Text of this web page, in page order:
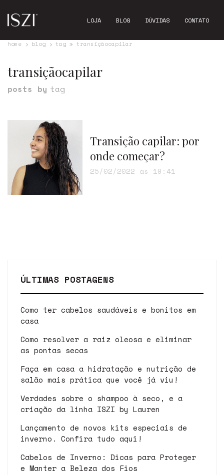
LOJA BLOG DÚVIDAS CONTATO
home blog tag » transiçãocapilar
transiçãocapilar
posts by tag
Transição capilar: por
onde começar?
25/02/2022 às 19:41
ÚLTIMAS POSTAGENS
Como ter cabelos saudáveis e bonitos em
casa
Como resolver a raiz oleosa e eliminar
as pontas secas
Faça em casa a hidratação e nutrição de
salão mais prática que você já viu!
Verdades sobre o shampoo à seco, e a
criação da linha ISZI by Lauren
Lançamento de novos kits especiais de
inverno. Confira tudo aqui!
Cabelos de Inverno: Dicas para Proteger
e Manter a Beleza dos Fios